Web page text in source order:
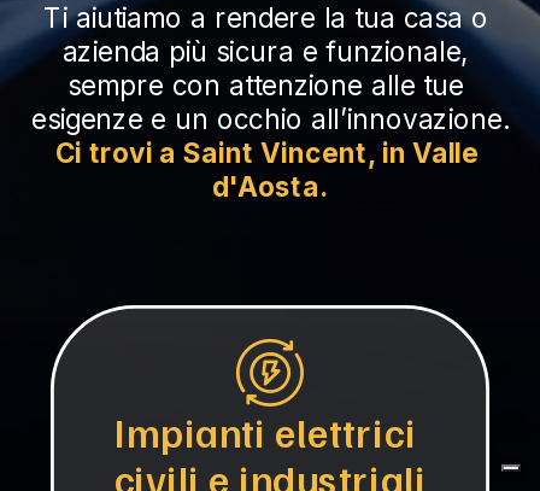
Ti aiutiamo a rendere la tua casa o
azienda più sicura e funzionale,
sempre con attenzione alle tue
esigenze e un occhio all’innovazione.
Ci trovi a Saint Vincent, in Valle
d'Aosta.
Impianti elettrici
civili e industriali